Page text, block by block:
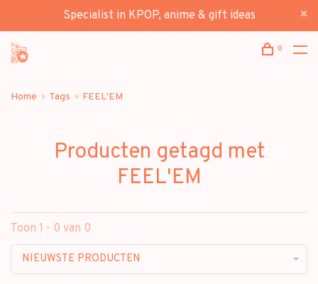
Specialist in KPOP, anime & gift ideas
0
Home Tags FEEL'EM
Producten getagd met
FEEL'EM
Toon 1 - 0 van 0
NIEUWSTE PRODUCTEN